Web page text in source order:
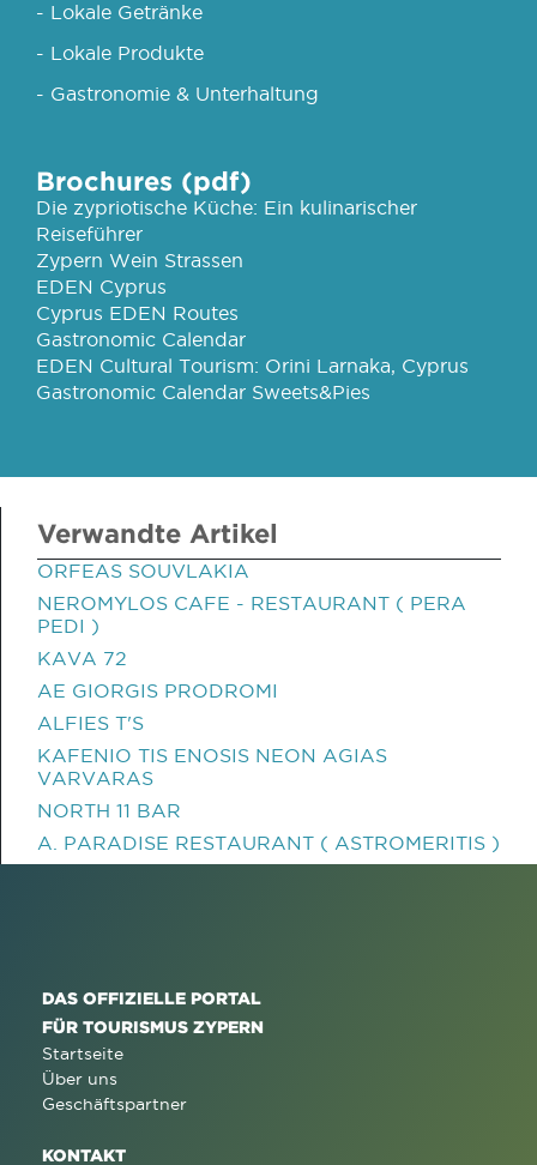
- Lokale Getränke
- Lokale Produkte
- Gastronomie & Unterhaltung
Brochures (pdf)
Die zypriotische Küche: Ein kulinarischer
Reiseführer
Zypern Wein Strassen
EDEN Cyprus
Cyprus EDEN Routes
Gastronomic Calendar
EDEN Cultural Tourism: Orini Larnaka, Cyprus
Gastronomic Calendar Sweets&Pies
Verwandte Artikel
ORFEAS SOUVLAKIA
NEROMYLOS CAFE - RESTAURANT ( PERA
PEDI )
KAVA 72
AE GIORGIS PRODROMI
ALFIES T'S
KAFENIO TIS ENOSIS NEON AGIAS
VARVARAS
NORTH 11 BAR
A. PARADISE RESTAURANT ( ASTROMERITIS )
DAS OFFIZIELLE PORTAL
FÜR TOURISMUS ZYPERN
Startseite
Über uns
Geschäftspartner
KONTAKT